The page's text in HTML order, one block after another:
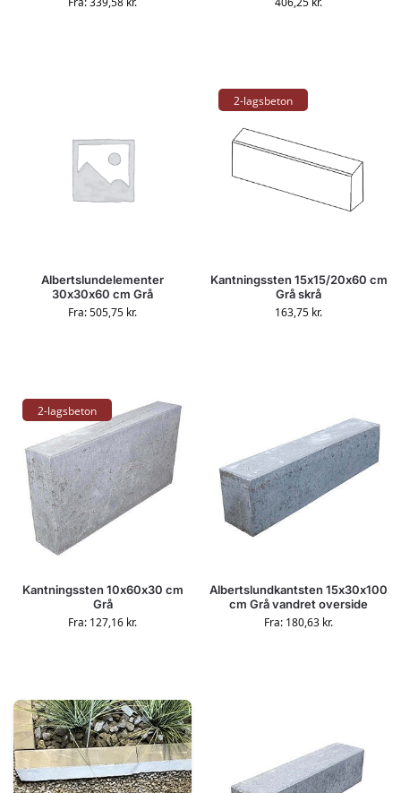
Albertslundelementer
30x30x60 cm Grå
Fra:505,75 kr.
2-lagsbeton
Kantningssten 15x15/20x60 cm
Grå skrå
163,75 kr.
2-lagsbeton
Kantningssten 10x60x30 cm
Grå
Fra: 127,16 kr.
Albertslundkantsten 15x30x100
cm Grå vandret overside
Fra: 180,63 kr.